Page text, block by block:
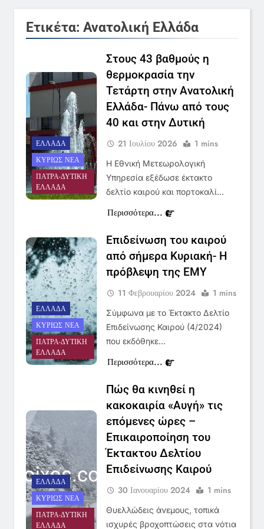
Ετικέτα: Ανατολική Ελλάδα
ΕΛΛΆΔΑ
ΚΥΡΊΩΣ ΝΈΑ
ΠΆΤΡΑ-ΔΥΤΙΚΉ
ΕΛΛΆΔΑ
Στους 43 βαθμούς η
θερμοκρασία την
Τετάρτη στην Ανατολική
Ελλάδα- Πάνω από τους
40 και στην Δυτική
21 Ιουλίου 2026 1 mins
Η Εθνική Μετεωρολογική
Υπηρεσία εξέδωσε έκτακτο
δελτίο καιρού και πορτοκαλί…
Περισσότερα...
ΕΛΛΆΔΑ
ΚΥΡΊΩΣ ΝΈΑ
ΠΆΤΡΑ-ΔΥΤΙΚΉ
ΕΛΛΆΔΑ
Επιδείνωση του καιρού
από σήμερα Κυριακή- Η
πρόβλεψη της ΕΜΥ
11 Φεβρουαρίου 2024 1 mins
Σύμφωνα με το Έκτακτο Δελτίο
Επιδείνωσης Καιρού (4/2024)
που εκδόθηκε…
Περισσότερα...
ΕΛΛΆΔΑ
ΚΥΡΊΩΣ ΝΈΑ
ΠΆΤΡΑ-ΔΥΤΙΚΉ
ΕΛΛΆΔΑ
Πώς θα κινηθεί η
κακοκαιρία «Αυγή» τις
επόμενες ώρες –
Επικαιροποίηση του
Έκτακτου Δελτίου
Επιδείνωσης Καιρού
30 Ιανουαρίου 2024 1 mins
Θυελλώδεις άνεμους, τοπικά
ισχυρές βροχοπτώσεις στα νότια
5
Ο Παναγιώτης Στάθης στο
«τιμόνι» του κεντρικού δελτίου
Στον ΑΝΤ1 η Σία Κοσιώνη- Η
ανακοίνωση του σταθμού
LIFESTYLE-MEDIA
7
Τέλος από τον ΑΝΤ1 ο
Παναγιώτης Στάθης
LIFESTYLE-MEDIA